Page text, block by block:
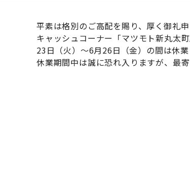
平素は格別のご高配を賜り、厚く御礼申
キャッシュコーナー「マツモト新丸太
23日（火）～6月26日（金）の間は休業
休業期間中は誠に恐れ入りますが、最